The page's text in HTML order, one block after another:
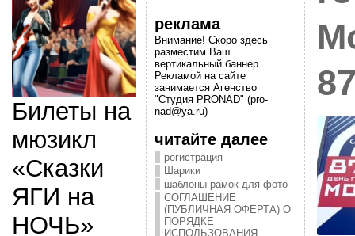
Билеты на
мюзикл
«Сказки
ЯГИ на
НОЧЬ»
реклама
Внимание! Скоро здесь
разместим Ваш
вертикальный баннер.
Рекламой на сайте
занимается Агенство
"Студия PRONAD" (pro-
nad@ya.ru)
читайте далее
регистрация
Шарики
шаблоны рамок для фото
СОГЛАШЕНИЕ
(ПУБЛИЧНАЯ ОФЕРТА) О
ПОРЯДКЕ
ИСПОЛЬЗОВАНИЯ